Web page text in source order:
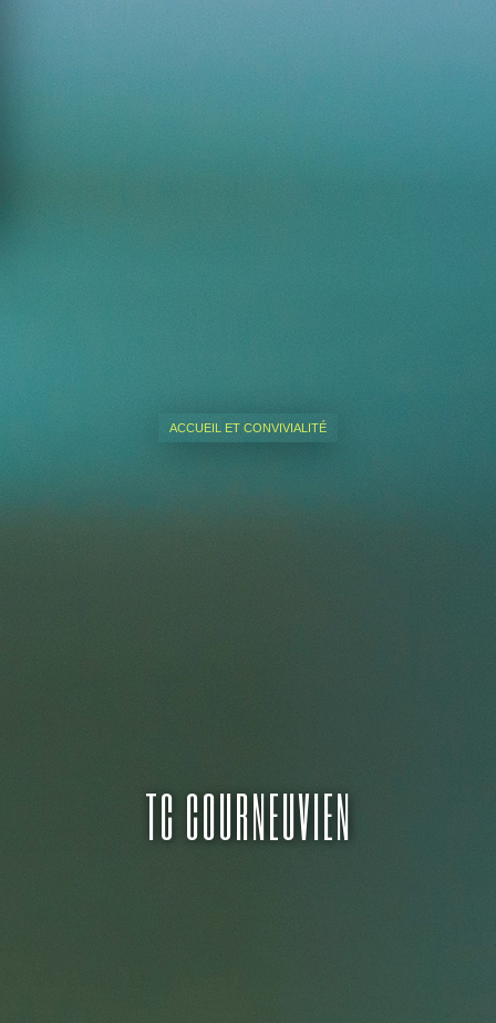
ACCUEIL ET CONVIVIALITÉ
TC COURNEUVIEN